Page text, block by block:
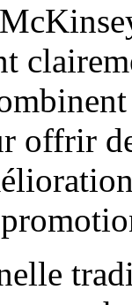
offrir